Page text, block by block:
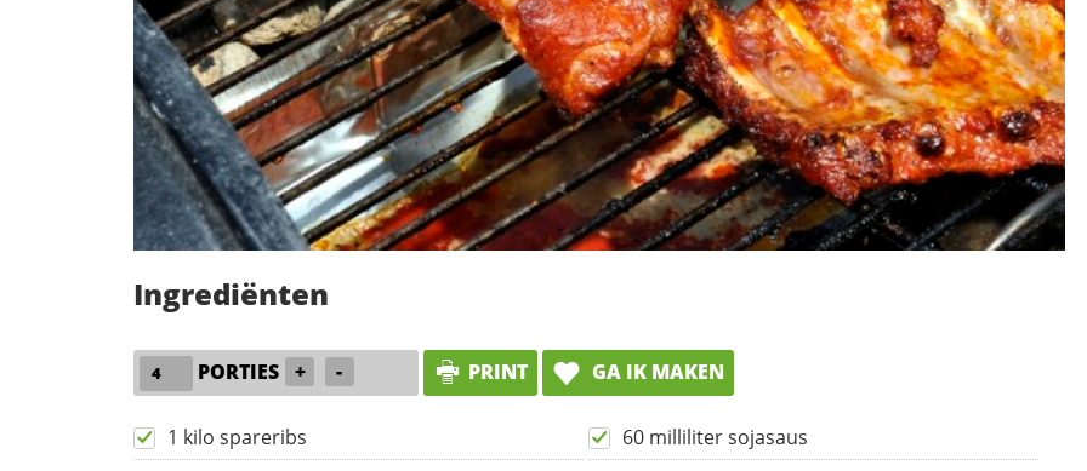
Ingrediënten
PORTIES + - PRINT GA IK MAKEN
1 kilo spareribs
60 milliliter sojasaus